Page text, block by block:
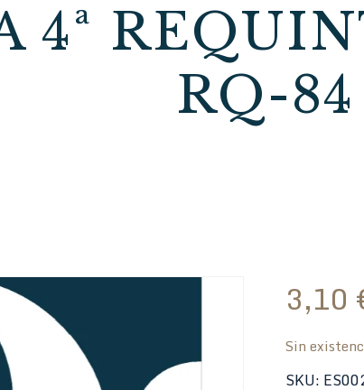
4ª
RQ-84
3,10
Sin
SKU: